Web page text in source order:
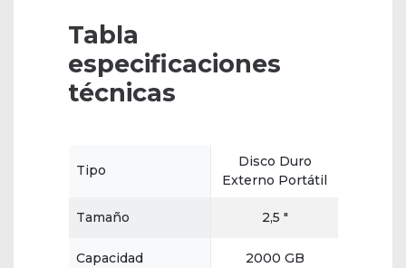
Tabla
especificaciones
técnicas
Tipo
Disco Duro
Externo Portátil
Tamaño 2,5 "
Capacidad 2000 GB